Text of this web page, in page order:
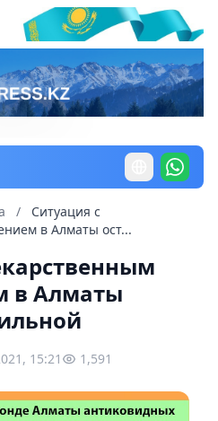
/
Ситуация с
в Алматы ост...
в Алматы
15:21 1,591